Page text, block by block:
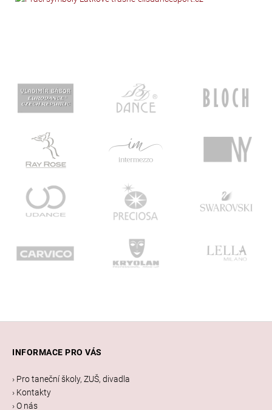
INFORMACE PRO VÁS
› Pro taneční školy, ZUŠ, divadla
› Kontakty
› O nás